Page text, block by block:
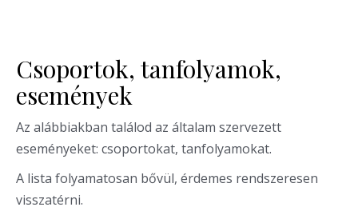
Csoportok, tanfolyamok,
események
Az alábbiakban találod az általam szervezett
eseményeket: csoportokat, tanfolyamokat.
A lista folyamatosan bővül, érdemes rendszeresen
visszatérni.